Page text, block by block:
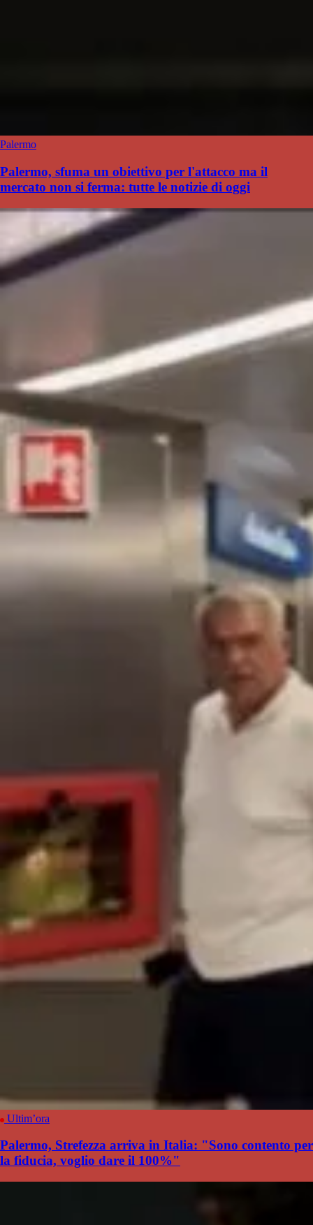
Palermo
Palermo, sfuma un obiettivo per l'attacco ma il
mercato non si ferma: tutte le notizie di oggi
Ultim’ora
Palermo, Strefezza arriva in Italia: "Sono contento per
la fiducia, voglio dare il 100%"